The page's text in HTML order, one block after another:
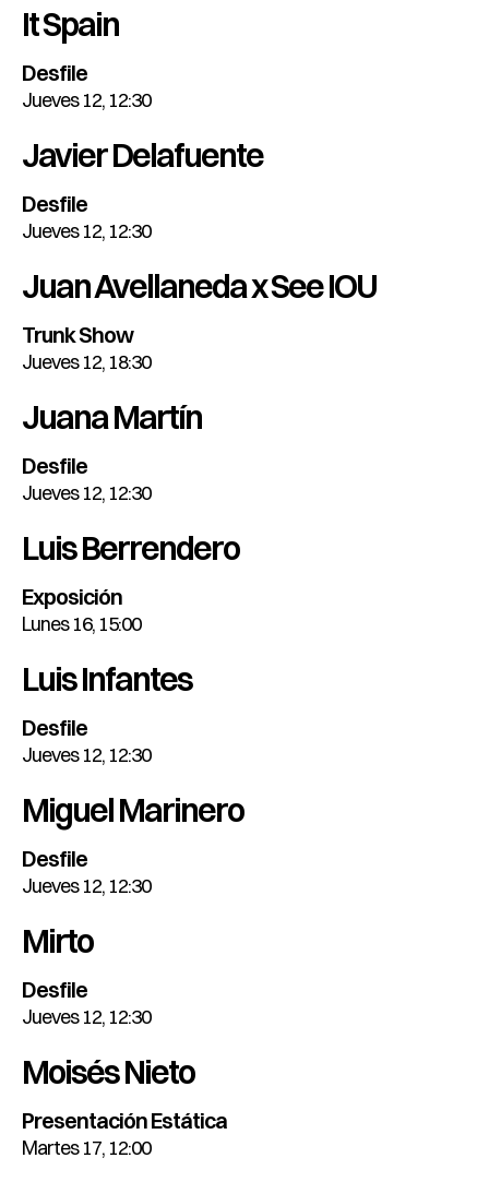
It Spain
Desfile
Jueves 12, 12:30
Javier Delafuente
Desfile
Jueves 12, 12:30
Juan Avellaneda x See IOU
Trunk Show
Jueves 12, 18:30
Juana Martín
Desfile
Jueves 12, 12:30
Luis Berrendero
Exposición
Lunes 16, 15:00
Luis Infantes
Desfile
Jueves 12, 12:30
Miguel Marinero
Desfile
Jueves 12, 12:30
Mirto
Desfile
Jueves 12, 12:30
Moisés Nieto
Presentación Estática
Martes 17, 12:00